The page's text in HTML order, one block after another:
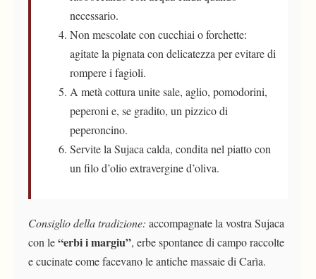
necessario.
Non mescolate con cucchiai o forchette:
agitate la pignata con delicatezza per evitare di
rompere i fagioli.
A metà cottura unite sale, aglio, pomodorini,
peperoni e, se gradito, un pizzico di
peperoncino.
Servite la Sujaca calda, condita nel piatto con
un filo d’olio extravergine d’oliva.
Consiglio della tradizione: accompagnate la vostra Sujaca
con le“erbi i margiu”, erbe spontanee di campo raccolte
e cucinate come facevano le antiche massaie di Carìa.